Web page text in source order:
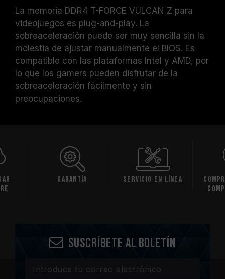
La memoria DDR4 T-FORCE VULCAN Z para
videojuegos es plug-and-play. La
sobreaceleración puede ser muy sencilla sin la
molestia de ajustar manualmente el BIOS. Es
compatible con las plataformas Intel y AMD, por
lo que los gamers pueden disfrutar de la
sobreaceleración fácilmente y sin
preocupaciones.
Garantía Servicio en línea
Suscríbete al boletín